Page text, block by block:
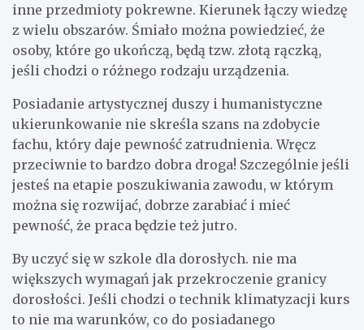
inne przedmioty pokrewne. Kierunek łączy wiedzę
z wielu obszarów. Śmiało można powiedzieć, że
osoby, które go ukończą, będą tzw. złotą rączką,
jeśli chodzi o różnego rodzaju urządzenia.
Posiadanie artystycznej duszy i humanistyczne
ukierunkowanie nie skreśla szans na zdobycie
fachu, który daje pewność zatrudnienia. Wręcz
przeciwnie to bardzo dobra droga! Szczególnie jeśli
jesteś na etapie poszukiwania zawodu, w którym
można się rozwijać, dobrze zarabiać i mieć
pewność, że praca będzie też jutro.
By uczyć się w szkole dla dorosłych. nie ma
większych wymagań jak przekroczenie granicy
dorosłości. Jeśli chodzi o technik klimatyzacji kurs
to nie ma warunków, co do posiadanego